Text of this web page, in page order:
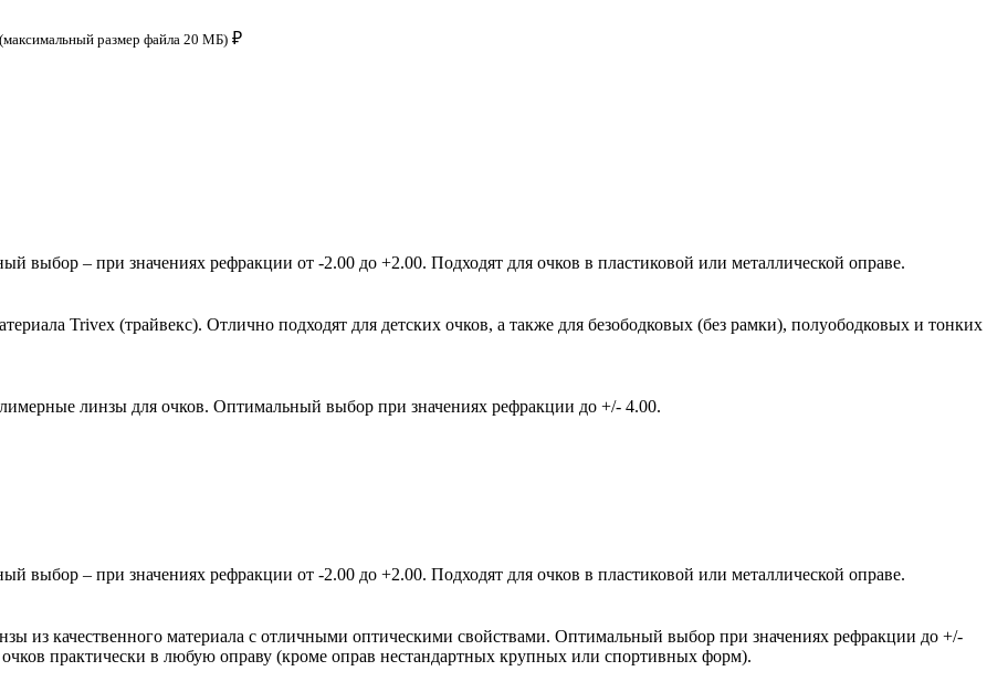
(максимальный размер файла 20 МБ) ₽
выбор – при значениях рефракции от -2.00 до +2.00. Подходят для очков в пластиковой или металлической оправе.
Trivex (трайвекс). Отлично подходят для детских очков, а также для безободковых (без рамки), полуободковых и тонких
линзы для очков. Оптимальный выбор при значениях рефракции до +/- 4.00.
выбор – при значениях рефракции от -2.00 до +2.00. Подходят для очков в пластиковой или металлической оправе.
из качественного материала с отличными оптическими свойствами. Оптимальный выбор при значениях рефракции до +/-
практически в любую оправу (кроме оправ нестандартных крупных или спортивных форм).